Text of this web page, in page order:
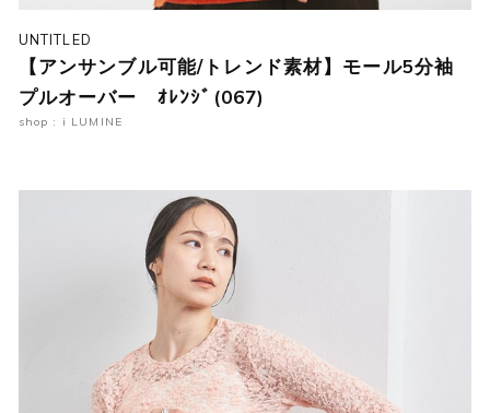
UNTITLED
【アンサンブル可能/トレンド素材】モール5分袖
プルオーバー ｵﾚﾝｼﾞ(067)
shop : i LUMINE